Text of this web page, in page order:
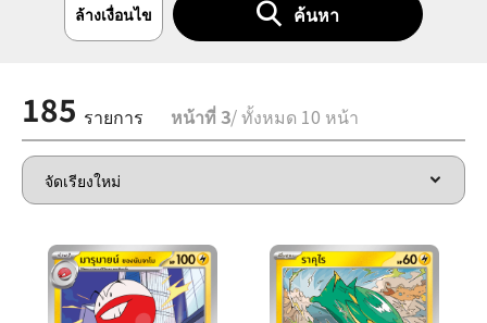
ล้างเงื่อนไข ค้นหา
185 รายการ หน้าที่ 3/ ทั้งหมด 10 หน้า